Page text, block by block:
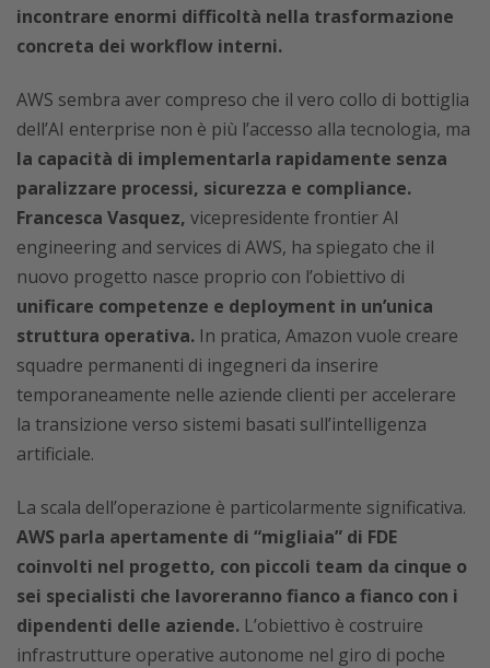
incontrare enormi difficoltà nella trasformazione
concreta dei workflow interni.
AWS sembra aver compreso che il vero collo di bottiglia
dell’AI enterprise non è più l’accesso alla tecnologia, ma
la capacità di implementarla rapidamente senza
paralizzare processi, sicurezza e compliance.
Francesca Vasquez, vicepresidente frontier AI
engineering and services di AWS, ha spiegato che il
nuovo progetto nasce proprio con l’obiettivo di
unificare competenze e deployment in un’unica
struttura operativa. In pratica, Amazon vuole creare
squadre permanenti di ingegneri da inserire
temporaneamente nelle aziende clienti per accelerare
la transizione verso sistemi basati sull’intelligenza
artificiale.
La scala dell’operazione è particolarmente significativa.
AWS parla apertamente di “migliaia” di FDE
coinvolti nel progetto, con piccoli team da cinque o
sei specialisti che lavoreranno fianco a fianco con i
dipendenti delle aziende. L’obiettivo è costruire
infrastrutture operative autonome nel giro di poche